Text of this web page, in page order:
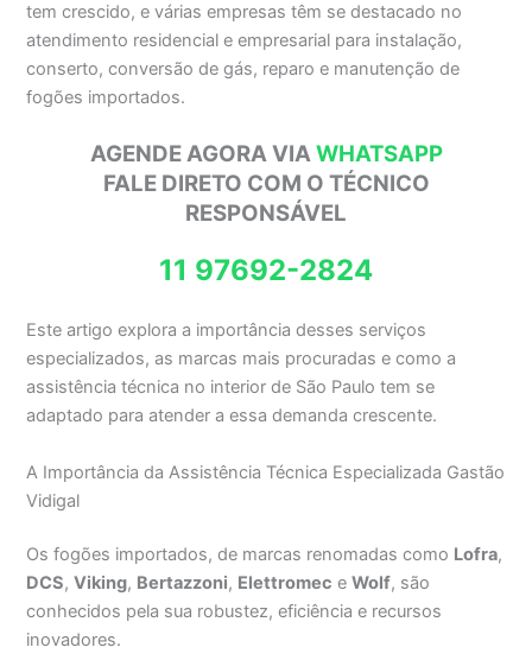
tem crescido, e várias empresas têm se destacado no
atendimento residencial e empresarial para instalação,
conserto, conversão de gás, reparo e manutenção de
fogões importados.
AGENDE AGORA VIA WHATSAPP
FALE DIRETO COM O TÉCNICO
RESPONSÁVEL
11 97692-2824
Este artigo explora a importância desses serviços
especializados, as marcas mais procuradas e como a
assistência técnica no interior de São Paulo tem se
adaptado para atender a essa demanda crescente.
A Importância da Assistência Técnica Especializada Gastão
Vidigal
Os fogões importados, de marcas renomadas como Lofra,
DCS,Viking, Bertazzoni, Elettromec eWolf, são
conhecidos pela sua robustez, eficiência e recursos
inovadores.